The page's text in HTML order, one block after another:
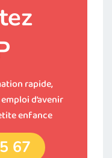
rapide,
d’avenir
enfance
67